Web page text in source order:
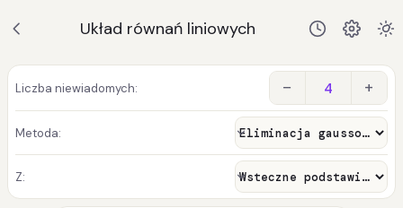
Układ równań liniowych
Liczba niewiadomych: − +
Metoda:
Z: